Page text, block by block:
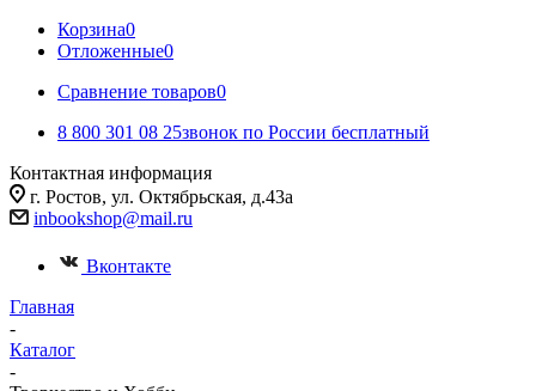
Корзина0
Отложенные0
Сравнение товаров0
8 800 301 08 25звонок по России бесплатный
Контактная информация
г. Ростов, ул. Октябрьская, д.43а
inbookshop@mail.ru
Вконтакте
Главная
-
Каталог
-